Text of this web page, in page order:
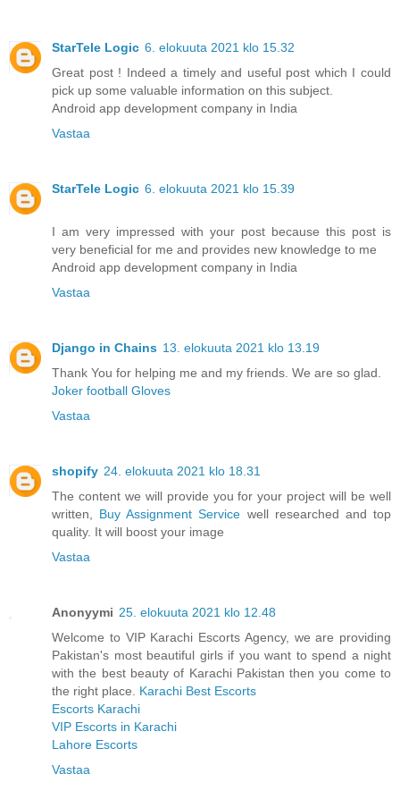
StarTele Logic 6. elokuuta 2021 klo 15.32
Great post ! Indeed a timely and useful post which I could
pick up some valuable information on this subject.
Android app development company in India
Vastaa
StarTele Logic 6. elokuuta 2021 klo 15.39
I am very impressed with your post because this post is
very beneficial for me and provides new knowledge to me
Android app development company in India
Vastaa
Django in Chains 13. elokuuta 2021 klo 13.19
Thank You for helping me and my friends. We are so glad.
Joker football Gloves
Vastaa
shopify 24. elokuuta 2021 klo 18.31
The content we will provide you for your project will be well
written, Buy Assignment Service well researched and top
quality. It will boost your image
Vastaa
Anonyymi 25. elokuuta 2021 klo 12.48
Welcome to VIP Karachi Escorts Agency, we are providing
Pakistan's most beautiful girls if you want to spend a night
with the best beauty of Karachi Pakistan then you come to
the right place. Karachi Best Escorts
Escorts Karachi
VIP Escorts in Karachi
Lahore Escorts
Vastaa